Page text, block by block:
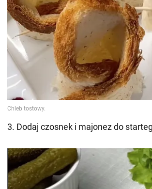
3. Dodaj czosnek i majonez do